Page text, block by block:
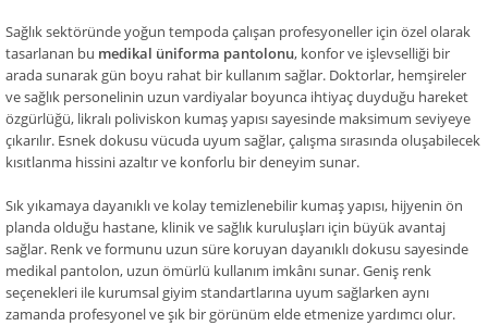
Sağlık sektöründe yoğun tempoda çalışan profesyoneller için özel olarak
tasarlanan bu medikal üniforma pantolonu, konfor ve işlevselliği bir
arada sunarak gün boyu rahat bir kullanım sağlar. Doktorlar, hemşireler
ve sağlık personelinin uzun vardiyalar boyunca ihtiyaç duyduğu hareket
özgürlüğü, likralı poliviskon kumaş yapısı sayesinde maksimum seviyeye
çıkarılır. Esnek dokusu vücuda uyum sağlar, çalışma sırasında oluşabilecek
kısıtlanma hissini azaltır ve konforlu bir deneyim sunar.
Sık yıkamaya dayanıklı ve kolay temizlenebilir kumaş yapısı, hijyenin ön
planda olduğu hastane, klinik ve sağlık kuruluşları için büyük avantaj
sağlar. Renk ve formunu uzun süre koruyan dayanıklı dokusu sayesinde
medikal pantolon, uzun ömürlü kullanım imkânı sunar. Geniş renk
seçenekleri ile kurumsal giyim standartlarına uyum sağlarken aynı
zamanda profesyonel ve şık bir görünüm elde etmenize yardımcı olur.